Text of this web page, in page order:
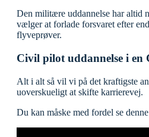
Den militære uddannelse har altid
vælger at forlade forsvaret efter
flyveprøver.
Civil pilot uddannelse i en
Alt i alt så vil vi på det kraftigste
uoverskueligt at skifte karrierevej.
Du kan måske med fordel se